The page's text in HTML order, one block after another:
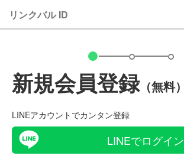
リンクバル ID
新規会員登録（無料）
LINEアカウントでカンタン登録
LINEでログイン